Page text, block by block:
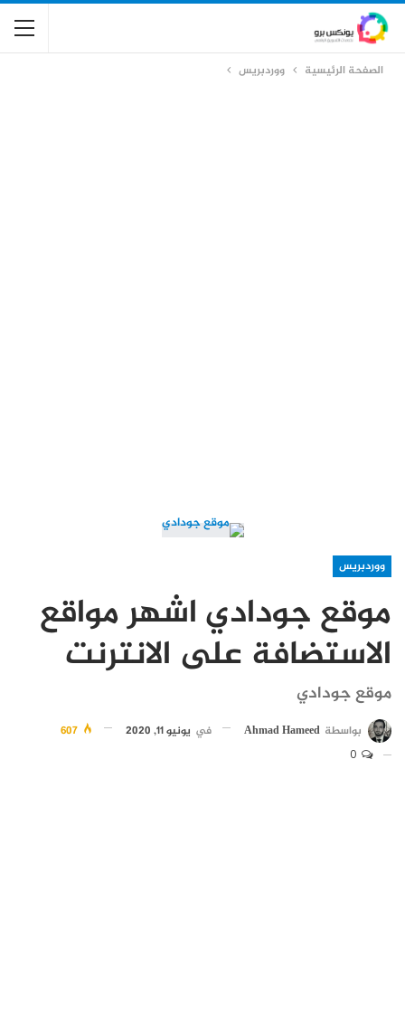
الصفحة الرئيسية ووردبريس
ووردبريس
موقع جودادي اشهر مواقع
الاستضافة على الانترنت
موقع جودادي
بواسطة Ahmad Hameed في يونيو 11, 2020